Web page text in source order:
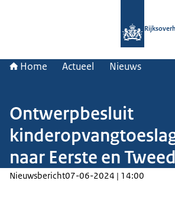
Home Actueel Nieuws
Ontwerpbesluit
naar Eerste en
Nieuwsbericht07-06-2024 | 14:00